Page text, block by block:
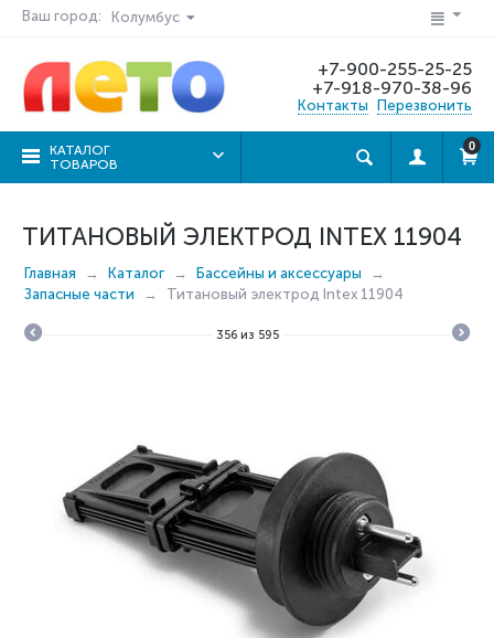
Ваш город: Колумбус
+7-900-255-25-25
+7-918-970-38-96
Контакты Перезвонить
КАТАЛОГ
ТОВАРОВ
0
ТИТАНОВЫЙ ЭЛЕКТРОД INTEX 11904
Главная Каталог
Бассейны и аксессуары
Запасные части
Титановый электрод Intex 11904
356 из 595